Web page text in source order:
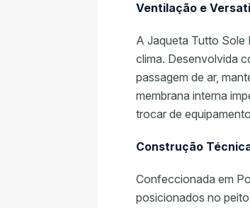
Ventilação e
A Jaqueta Tutto Sole
clima. Desenvolvida
passagem de ar,
membrana interna
trocar de
Construção
Confeccionada em
posicionados no